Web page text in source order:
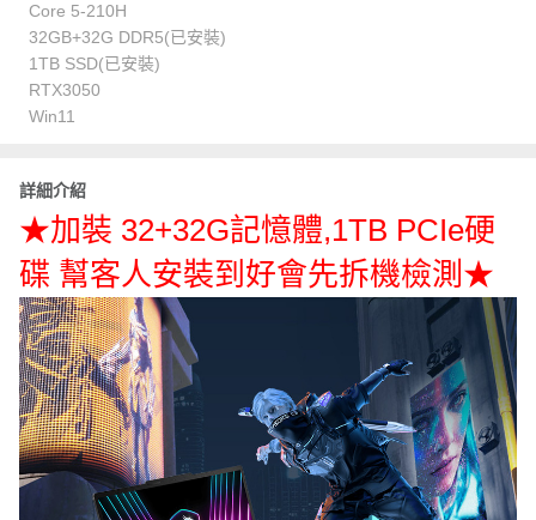
Core 5-210H
32GB+32G DDR5(已安裝)
1TB SSD(已安裝)
RTX3050
Win11
詳細介紹
★加裝 32+32G記憶體,1TB PCIe硬
碟 幫客人安裝到好會先拆機檢測★